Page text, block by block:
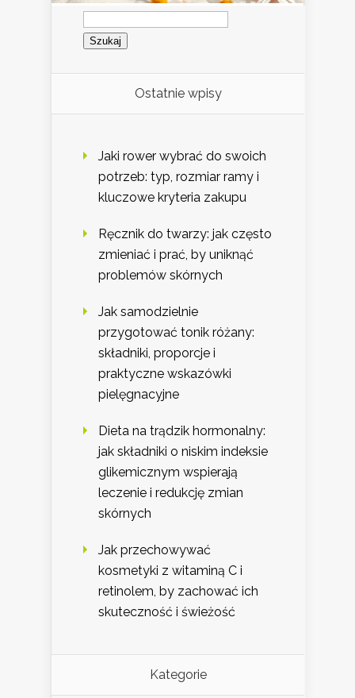
Szukaj:
Ostatnie wpisy
Jaki rower wybrać do swoich
potrzeb: typ, rozmiar ramy i
kluczowe kryteria zakupu
Ręcznik do twarzy: jak często
zmieniać i prać, by uniknąć
problemów skórnych
Jak samodzielnie
przygotować tonik różany:
składniki, proporcje i
praktyczne wskazówki
pielęgnacyjne
Dieta na trądzik hormonalny:
jak składniki o niskim indeksie
glikemicznym wspierają
leczenie i redukcję zmian
skórnych
Jak przechowywać
kosmetyki z witaminą C i
retinolem, by zachować ich
skuteczność i świeżość
Kategorie